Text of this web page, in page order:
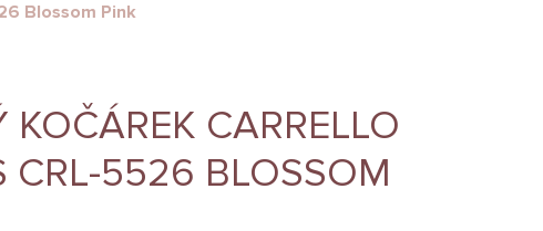
Blossom Pink
KOČÁREK CARRELLO
CRL-5526 BLOSSOM